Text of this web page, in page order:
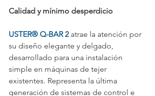
Calidad y mínimo desperdicio
USTER® Q-BAR 2 atrae la atención por
su diseño elegante y delgado,
desarrollado para una instalación
simple en máquinas de tejer
existentes. Representa la última
generación de sistemas de control e